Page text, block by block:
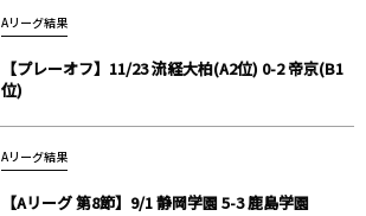
Aリーグ結果
【プレーオフ】11/23 流経大柏(A2位) 0-2 帝京(B1
位)
Aリーグ結果
【Aリーグ 第8節】9/1 静岡学園 5-3 鹿島学園